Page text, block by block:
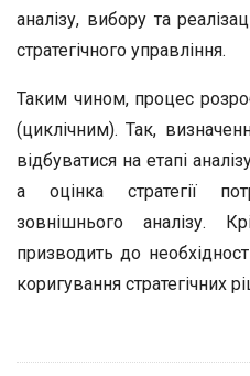
аналізу, вибору та
стратегічного управління.
Таким чином, процес
(циклічним). Так,
відбуватися на етапі
а оцінка стратегії
зовнішнього аналізу.
призводить до
коригування стратегічних